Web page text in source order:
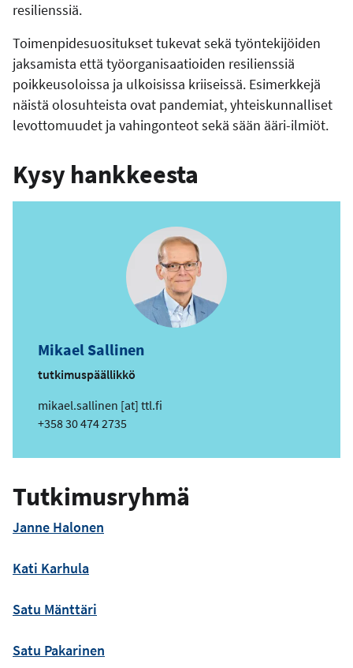
resilienssiä.
Toimenpidesuositukset tukevat sekä työntekijöiden
jaksamista että työorganisaatioiden resilienssiä
poikkeusoloissa ja ulkoisissa kriiseissä. Esimerkkejä
näistä olosuhteista ovat pandemiat, yhteiskunnalliset
levottomuudet ja vahingonteot sekä sään ääri-ilmiöt.
Kysy hankkeesta
Mikael Sallinen
tutkimuspäällikkö
s
ä
k
p
s
s
t
mikael.sallinen [at] ttl.fi
Puhelin
+358 30 474 2735
Tutkimusryhmä
Janne Halonen
Kati Karhula
Satu Mänttäri
Satu Pakarinen